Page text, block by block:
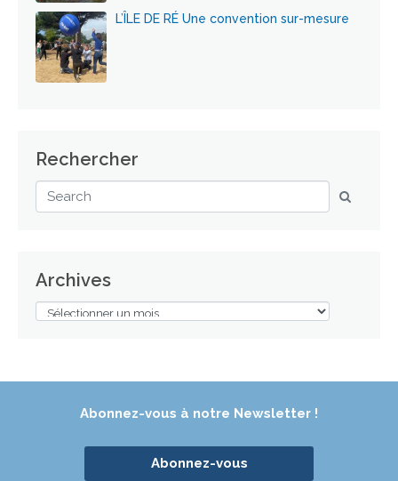
L’ÎLE DE RÉ Une convention sur-mesure
Rechercher
Archives
Abonnez-vous à notre Newsletter !
Abonnez-vous